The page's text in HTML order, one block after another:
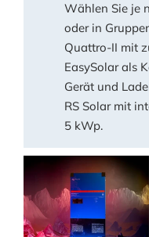
Wählen Sie je
oder in
Quattro-II mit
EasySolar als
Gerät und
RS Solar mit
5 kWp.